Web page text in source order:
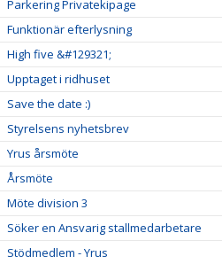
Parkering Privatekipage
Funktionär efterlysning
High five &#129321;
Upptaget i ridhuset
Save the date :)
Styrelsens nyhetsbrev
Yrus årsmöte
Årsmöte
Möte division 3
Söker en Ansvarig stallmedarbetare
Stödmedlem - Yrus